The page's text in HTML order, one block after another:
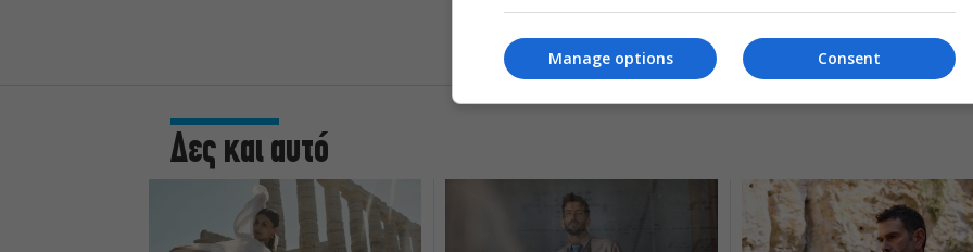
Δες και αυτό
Consent
Manage options